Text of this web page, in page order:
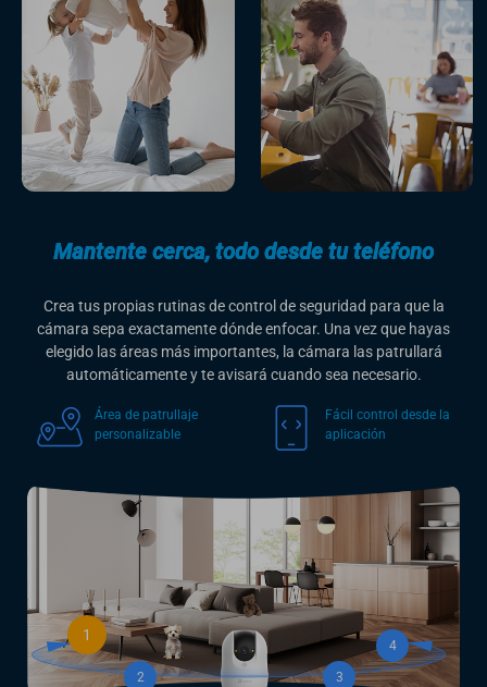
Mantente cerca, todo desde tu teléfono
Crea tus propias rutinas de control de seguridad para que la
cámara sepa exactamente dónde enfocar. Una vez que hayas
elegido las áreas más importantes, la cámara las patrullará
automáticamente y te avisará cuando sea necesario.
Área de patrullaje
personalizable
Fácil control desde la
aplicación
1
2 3
4